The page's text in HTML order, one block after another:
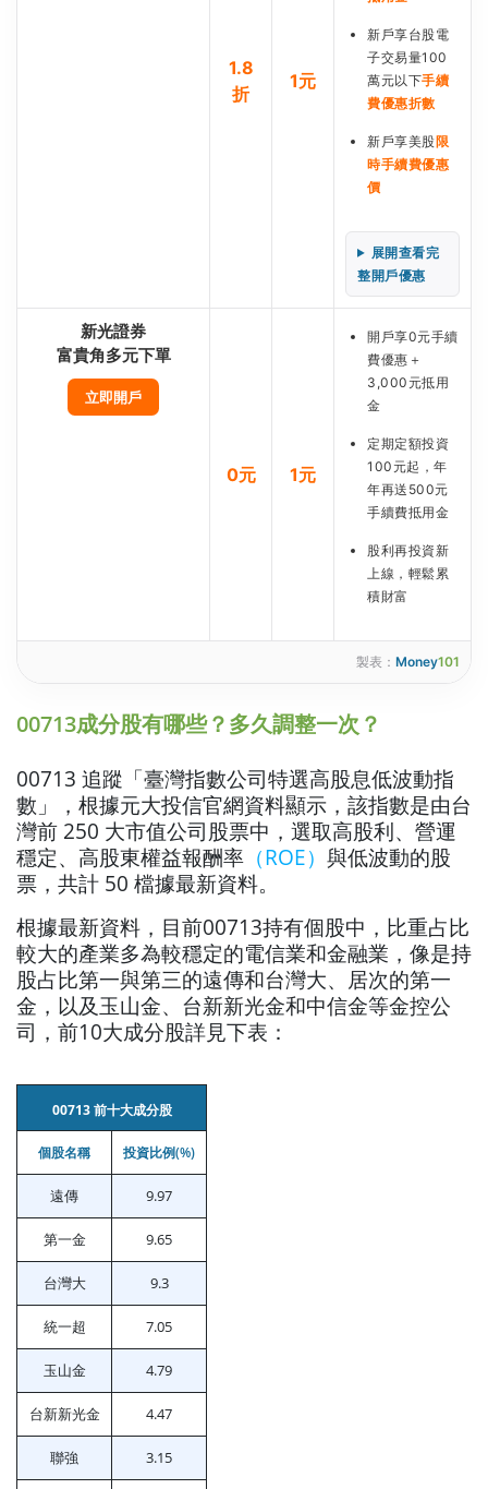
1.8
折
1元
新戶享台股電
子交易量100
萬元以下手續
費優惠折數
新戶享美股限
時手續費優惠
價
展開查看完
整開戶優惠
新光證券
富貴角多元下單
立即開戶
0元 1元
開戶享0元手續
費優惠＋
3,000元抵用
金
定期定額投資
100元起，年
年再送500元
手續費抵用金
股利再投資新
上線，輕鬆累
積財富
製表： Money101
00713成分股有哪些？多久調整一次？
00713 追蹤「臺灣指數公司特選高股息低波動指
數」，根據元大投信官網資料顯示，該指數是由台
灣前 250 大市值公司股票中，選取高股利、營運
穩定、高股東權益報酬率 （ROE） 與低波動的股
票，共計 50 檔據最新資料。
根據最新資料，目前00713持有個股中，比重占比
較大的產業多為較穩定的電信業和金融業，像是持
股占比第一與第三的遠傳和台灣大、居次的第一
金，以及玉山金、台新新光金和中信金等金控公
司，前10大成分股詳見下表：
00713 前十大成分股
個股名稱 投資比例(%)
遠傳 9.97
第一金 9.65
台灣大 9.3
統一超 7.05
玉山金 4.79
台新新光金 4.47
聯強 3.15